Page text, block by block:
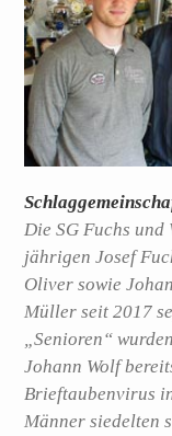
Die SG Fuchs und
jährigen Josef
Oliver sowie
Müller seit 2017
„Senioren“
Johann Wolf
Brieftaubenvirus
Männer siedelten